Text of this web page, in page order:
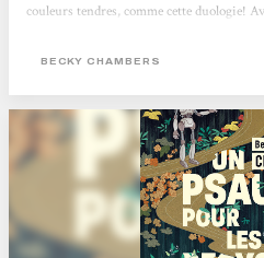
couleurs tendres, comme cette duologie!
mélancoliques, notre lien au vivant
Surgers, ces "Histoires de moine et de
L'Atalante qui...
BECKY CHAMBERS